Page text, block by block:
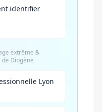
identifier
extrême &
Diogène
Lyon